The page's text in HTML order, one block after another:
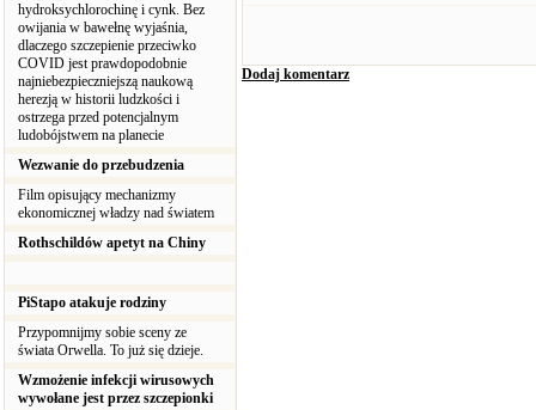
hydroksychlorochinę i cynk. Bez
owijania w bawełnę wyjaśnia,
dlaczego szczepienie przeciwko
COVID jest prawdopodobnie
najniebezpieczniejszą naukową
herezją w historii ludzkości i
ostrzega przed potencjalnym
ludobójstwem na planecie
Wezwanie do przebudzenia
Film opisujący mechanizmy
ekonomicznej władzy nad światem
Rothschildów apetyt na Chiny
PiStapo atakuje rodziny
Przypomnijmy sobie sceny ze
świata Orwella. To już się dzieje.
Wzmożenie infekcji wirusowych
wywołane jest przez szczepionki
Dodaj komentarz